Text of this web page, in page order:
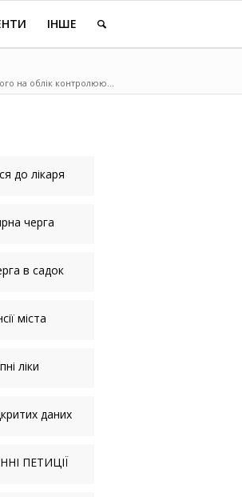
ІНШЕ
на облік контролюю...
до лікаря
черга
в садок
міста
ліки
даних
ПЕТИЦІЇ